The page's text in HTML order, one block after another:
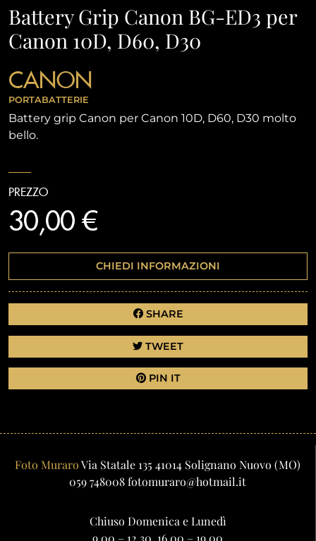
Battery Grip Canon BG-ED3 per
Canon 10D, D60, D30
CANON
PORTABATTERIE
Battery grip Canon per Canon 10D, D60, D30 molto
bello.
PREZZO
30,00 €
CHIEDI INFORMAZIONI
SHARE
TWEET
PIN IT
Foto MuraroVia Statale 135 41014 Solignano Nuovo (MO)
059 748008fotomuraro@hotmail.it
Chiuso Domenica e Lunedì